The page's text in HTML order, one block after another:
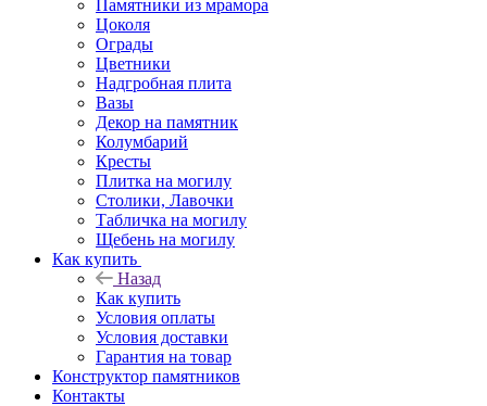
Памятники из мрамора
Цоколя
Ограды
Цветники
Надгробная плита
Вазы
Декор на памятник
Колумбарий
Кресты
Плитка на могилу
Столики, Лавочки
Табличка на могилу
Щебень на могилу
Как купить
Назад
Как купить
Условия оплаты
Условия доставки
Гарантия на товар
Конструктор памятников
Контакты